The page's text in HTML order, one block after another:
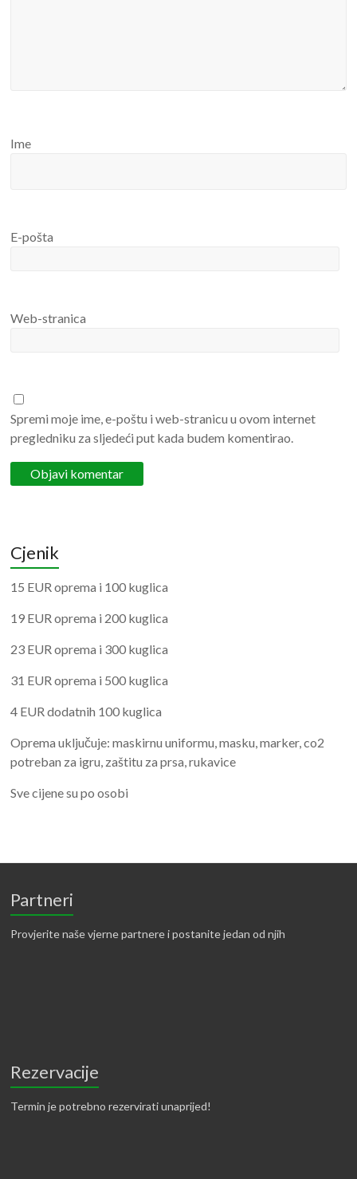
Ime
E-pošta
Web-stranica
Spremi moje ime, e-poštu i web-stranicu u ovom internet
pregledniku za sljedeći put kada budem komentirao.
Cjenik
15 EUR oprema i 100 kuglica
19 EUR oprema i 200 kuglica
23 EUR oprema i 300 kuglica
31 EUR oprema i 500 kuglica
4 EUR dodatnih 100 kuglica
Oprema uključuje: maskirnu uniformu, masku, marker, co2
potreban za igru, zaštitu za prsa, rukavice
Sve cijene su po osobi
Partneri
Provjerite naše vjerne partnere i postanite jedan od njih
Rezervacije
Termin je potrebno rezervirati unaprijed!